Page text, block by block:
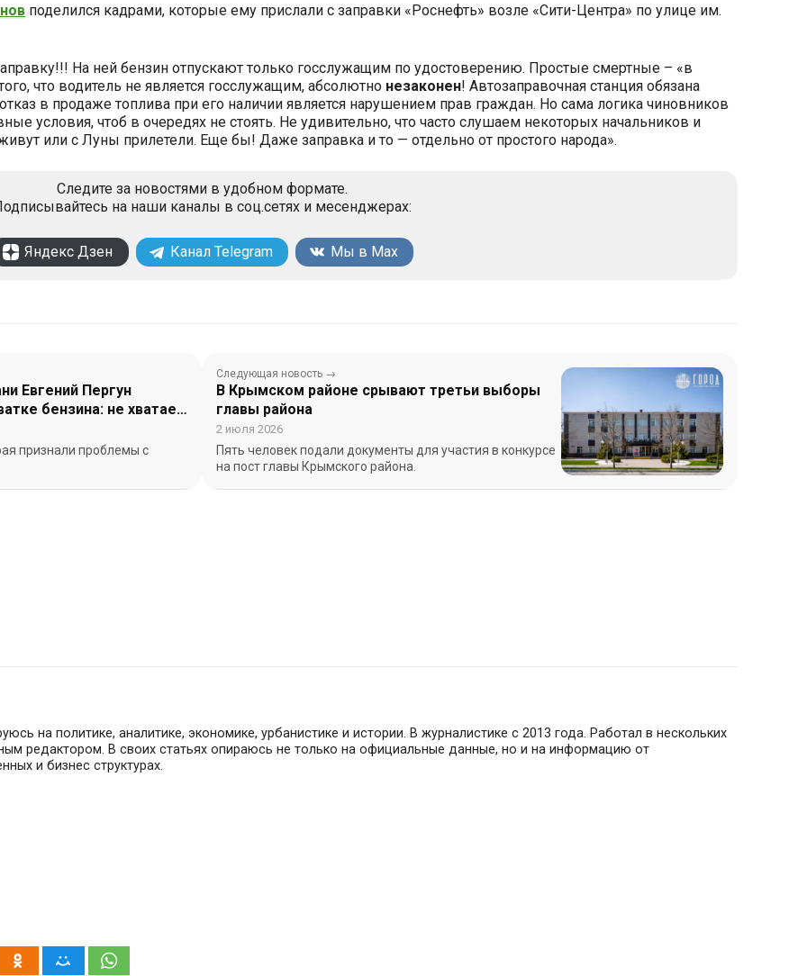
поделился кадрами, которые ему прислали с заправки «Роснефть» возле «Сити-Центра» по улице им.
На ней бензин отпускают только госслужащим по удостоверению. Простые смертные – «в
что водитель не является госслужащим, абсолютно незаконен! Автозаправочная станция обязана
в продаже топлива при его наличии является нарушением прав граждан. Но сама логика чиновников
условия, чтоб в очередях не стоять. Не удивительно, что часто слушаем некоторых начальников и
или с Луны прилетели. Еще бы! Даже заправка и то — отдельно от простого народа».
Следите за новостями в удобном формате.
на наши каналы в соц.сетях и месенджерах:
Яндекс Дзен Канал Telegram Мы в Max
Евгений Пергун
бензина: не хватает
признали проблемы с
Следующая новость →
В Крымском районе срывают третьи выборы
главы района
2 июля 2026
Пять человек подали документы для участия в конкурсе
на пост главы Крымского района.
на политике, аналитике, экономике, урбанистике и истории. В журналистике с 2013 года. Работал в нескольких
редактором. В своих статьях опираюсь не только на официальные данные, но и на информацию от
и бизнес структурах.